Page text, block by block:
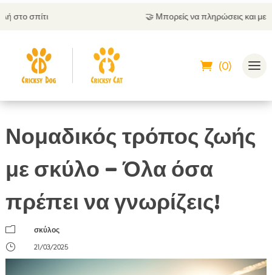
Μπορείς να πληρώσεις και με αντικαταβολή
(0)
Νομαδικός τρόπος ζωής
με σκύλο – Όλα όσα
πρέπει να γνωρίζεις!
m
σκύλος
}
21/03/2025